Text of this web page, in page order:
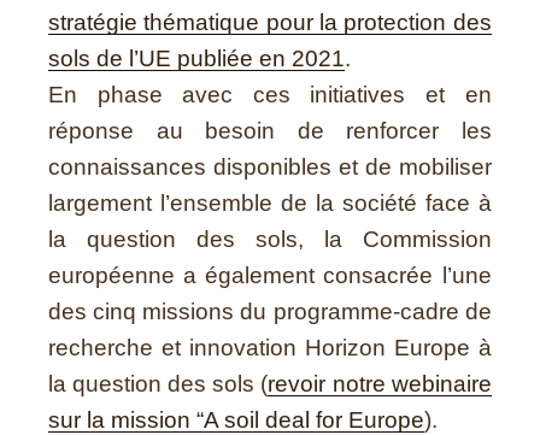
stratégie thématique pour la protection des
sols de l’UE publiée en 2021.
En phase avec ces initiatives et en
réponse au besoin de renforcer les
connaissances disponibles et de mobiliser
largement l’ensemble de la société face à
la question des sols, la Commission
européenne a également consacrée l’une
des cinq missions du programme-cadre de
recherche et innovation Horizon Europe à
la question des sols (revoir notre webinaire
sur la mission “A soil deal for Europe).